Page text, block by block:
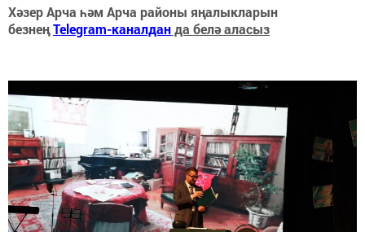
Хәзер Арча һәм Арча районы яңалыкларын
безнеңTelegram-каналданда белә аласыз